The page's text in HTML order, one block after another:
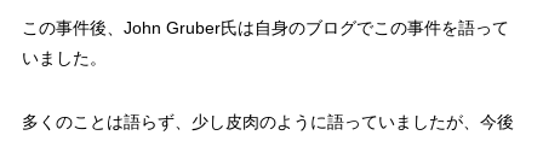
この事件後、John Gruber氏は自身のブログでこの事件を語って
いました。
多くのことは語らず、少し皮肉のように語っていましたが、今後